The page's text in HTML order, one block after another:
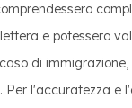
e potessero
di
l'accuratezza e